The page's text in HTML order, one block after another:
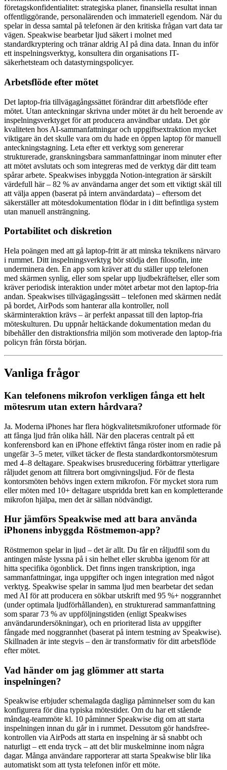
företagskonfidentialitet: strategiska planer, finansiella resultat innan
offentliggörande, personalärenden och immateriell egendom. När du
spelar in dessa samtal på telefonen är den kritiska frågan vart data tar
vägen. Speakwise bearbetar ljud säkert i molnet med
standardkryptering och tränar aldrig AI på dina data. Innan du inför
ett inspelningsverktyg, konsultera din organisations IT-
säkerhetsteam och datastyrningspolicyer.
Arbetsflöde efter mötet
Det laptop-fria tillvägagångssättet förändrar ditt arbetsflöde efter
mötet. Utan anteckningar skrivna under mötet är du helt beroende av
inspelningsverktyget för att producera användbar utdata. Det gör
kvaliteten hos AI-sammanfattningar och uppgiftsextraktion mycket
viktigare än det skulle vara om du hade en öppen laptop för manuell
anteckningstagning. Leta efter ett verktyg som genererar
strukturerade, granskningsbara sammanfattningar inom minuter efter
att mötet avslutats och som integreras med de verktyg där ditt team
spårar arbete. Speakwises inbyggda Notion-integration är särskilt
värdefull här – 82 % av användarna anger det som ett viktigt skäl till
att välja appen (baserat på intern användardata) – eftersom det
säkerställer att mötesdokumentation flödar in i ditt befintliga system
utan manuell ansträngning.
Portabilitet och diskretion
Hela poängen med att gå laptop-fritt är att minska teknikens närvaro
i rummet. Ditt inspelningsverktyg bör stödja den filosofin, inte
underminera den. En app som kräver att du ställer upp telefonen
med skärmen synlig, eller som spelar upp ljudbekräftelser, eller som
kräver periodisk interaktion under mötet arbetar mot den laptop-fria
andan. Speakwises tillvägagångssätt – telefonen med skärmen nedåt
på bordet, AirPods som hanterar alla kontroller, noll
skärminteraktion krävs – är perfekt anpassat till den laptop-fria
möteskulturen. Du uppnår heltäckande dokumentation medan du
bibehåller den distraktionsfria miljön som motiverade den laptop-fria
policyn från första början.
Vanliga frågor
Kan telefonens mikrofon verkligen fånga ett helt
mötesrum utan extern hårdvara?
Ja. Moderna iPhones har flera högkvalitetsmikrofoner utformade för
att fånga ljud från olika håll. När den placeras centralt på ett
konferensbord kan en iPhone effektivt fånga röster inom en radie på
ungefär 3–5 meter, vilket täcker de flesta standardkontorsmötesrum
med 4–8 deltagare. Speakwises brusreducering förbättrar ytterligare
råljudet genom att filtrera bort omgivningsljud. För de flesta
kontorsmöten behövs ingen extern mikrofon. För mycket stora rum
eller möten med 10+ deltagare utspridda brett kan en kompletterande
mikrofon hjälpa, men det är sällan nödvändigt.
Hur jämförs Speakwise med att bara använda
iPhonens inbyggda Röstmemon-app?
Röstmemon spelar in ljud – det är allt. Du får en råljudfil som du
antingen måste lyssna på i sin helhet eller skrubba igenom för att
hitta specifika ögonblick. Det finns ingen transkription, inga
sammanfattningar, inga uppgifter och ingen integration med något
verktyg. Speakwise spelar in samma ljud men bearbetar det sedan
med AI för att producera en sökbar utskrift med 95 %+ noggrannhet
(under optimala ljudförhållanden), en strukturerad sammanfattning
som sparar 73 % av uppföljningstiden (enligt Speakwises
användarundersökningar), och en prioriterad lista av uppgifter
fångade med noggrannhet (baserat på intern testning av Speakwise).
Skillnaden är inte stegvis – den är transformativ för ditt arbetsflöde
efter mötet.
Vad händer om jag glömmer att starta
inspelningen?
Speakwise erbjuder schemalagda dagliga påminnelser som du kan
konfigurera för dina typiska mötestider. Om du har ett stående
måndag-teammöte kl. 10 påminner Speakwise dig om att starta
inspelningen innan du går in i rummet. Dessutom gör handsfree-
kontrollen via AirPods att starta en inspelning är så snabbt och
naturligt – ett enda tryck – att det blir muskelminne inom några
dagar. Många användare rapporterar att starta Speakwise blir lika
automatiskt som att tysta telefonen inför ett möte.